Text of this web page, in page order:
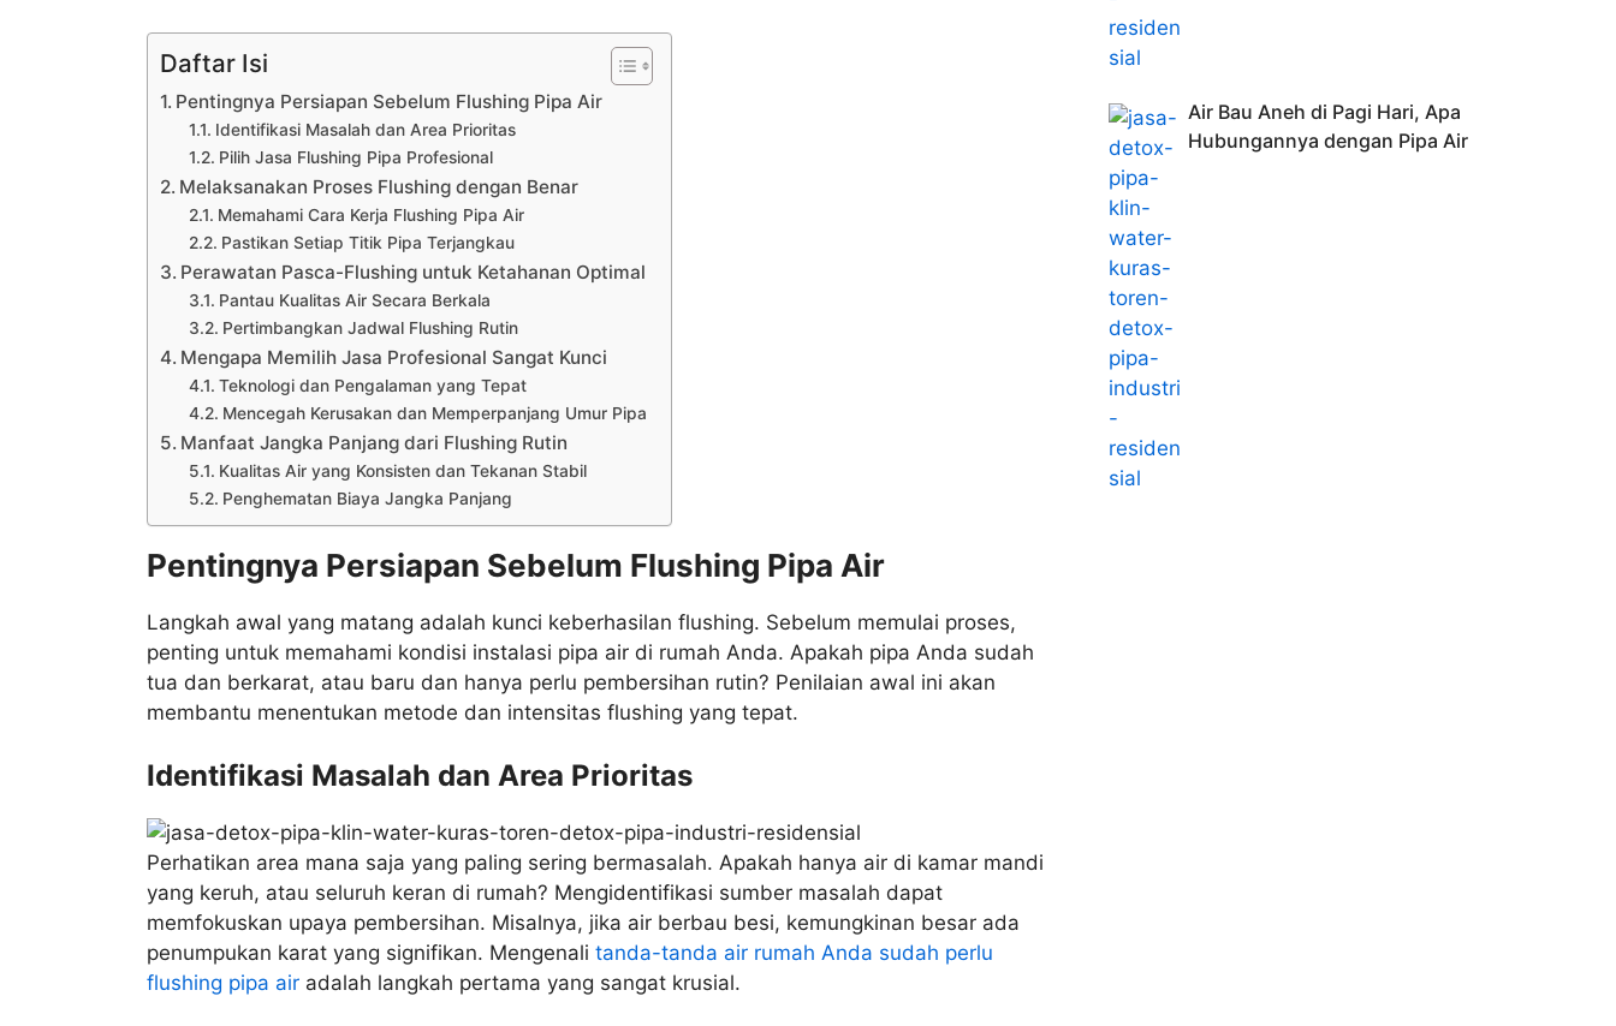
Daftar Isi
Pentingnya Persiapan Sebelum Flushing Pipa Air
Identifikasi Masalah dan Area Prioritas
Pilih Jasa Flushing Pipa Profesional
Melaksanakan Proses Flushing dengan Benar
Memahami Cara Kerja Flushing Pipa Air
Pastikan Setiap Titik Pipa Terjangkau
Perawatan Pasca-Flushing untuk Ketahanan Optimal
Pantau Kualitas Air Secara Berkala
Pertimbangkan Jadwal Flushing Rutin
Mengapa Memilih Jasa Profesional Sangat Kunci
Teknologi dan Pengalaman yang Tepat
Mencegah Kerusakan dan Memperpanjang Umur Pipa
Manfaat Jangka Panjang dari Flushing Rutin
Kualitas Air yang Konsisten dan Tekanan Stabil
Penghematan Biaya Jangka Panjang
Pentingnya Persiapan Sebelum Flushing Pipa Air
Langkah awal yang matang adalah kunci keberhasilan flushing. Sebelum memulai proses,
penting untuk memahami kondisi instalasi pipa air di rumah Anda. Apakah pipa Anda sudah
tua dan berkarat, atau baru dan hanya perlu pembersihan rutin? Penilaian awal ini akan
membantu menentukan metode dan intensitas flushing yang tepat.
Identifikasi Masalah dan Area Prioritas
Perhatikan area mana saja yang paling sering bermasalah. Apakah hanya air di kamar mandi
yang keruh, atau seluruh keran di rumah? Mengidentifikasi sumber masalah dapat
memfokuskan upaya pembersihan. Misalnya, jika air berbau besi, kemungkinan besar ada
penumpukan karat yang signifikan. Mengenali tanda-tanda air rumah Anda sudah perlu
flushing pipa air adalah langkah pertama yang sangat krusial.
Air Bau Aneh di Pagi Hari, Apa
Hubungannya dengan Pipa Air